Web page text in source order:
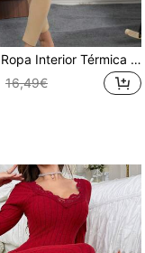
1 Set de Ropa Interior Térmica de Mezcla de Lana y Seda, Grosor Medio, Cómoda y Favorecedora de la Figura, Cálida para Uso en el Hogar en Otoño, Invierno y Primavera
16,49€